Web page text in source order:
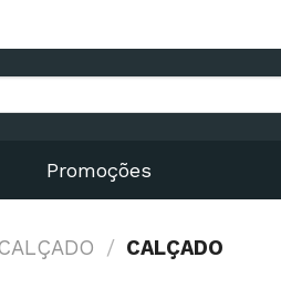
Promoções
/ CALÇADO